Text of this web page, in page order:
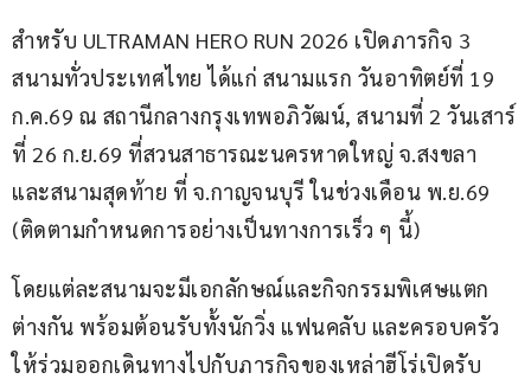
สำหรับ ULTRAMAN HERO RUN 2026 เปิดภารกิจ 3
สนามทั่วประเทศไทย ได้แก่ สนามแรก วันอาทิตย์ที่ 19
ก.ค.69 ณ สถานีกลางกรุงเทพอภิวัฒน์, สนามที่ 2 วันเสาร์
ที่ 26 ก.ย.69 ที่สวนสาธารณะนครหาดใหญ่ จ.สงขลา
และสนามสุดท้าย ที่ จ.กาญจนบุรี ในช่วงเดือน พ.ย.69
(ติดตามกำหนดการอย่างเป็นทางการเร็ว ๆ นี้)
โดยแต่ละสนามจะมีเอกลักษณ์และกิจกรรมพิเศษแตก
ต่างกัน พร้อมต้อนรับทั้งนักวิ่ง แฟนคลับ และครอบครัว
ให้ร่วมออกเดินทางไปกับภารกิจของเหล่าฮีโร่เปิดรับ